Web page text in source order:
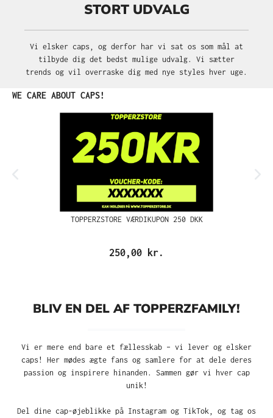
STORT UDVALG
Vi elsker caps, og derfor har vi sat os som mål at
tilbyde dig det bedst mulige udvalg. Vi sætter
trends og vil overraske dig med nye styles hver uge.
Spring produktgalleriet over
WE CARE ABOUT CAPS!
TOPPERZSTORE VÆRDIKUPON 250 DKK
250,00 kr.
BLIV EN DEL AF TOPPERZFAMILY!
Vi er mere end bare et fællesskab – vi lever og elsker
caps! Her mødes ægte fans og samlere for at dele deres
passion og inspirere hinanden. Sammen gør vi hver cap
unik!
Del dine cap-øjeblikke på Instagram og TikTok, og tag os